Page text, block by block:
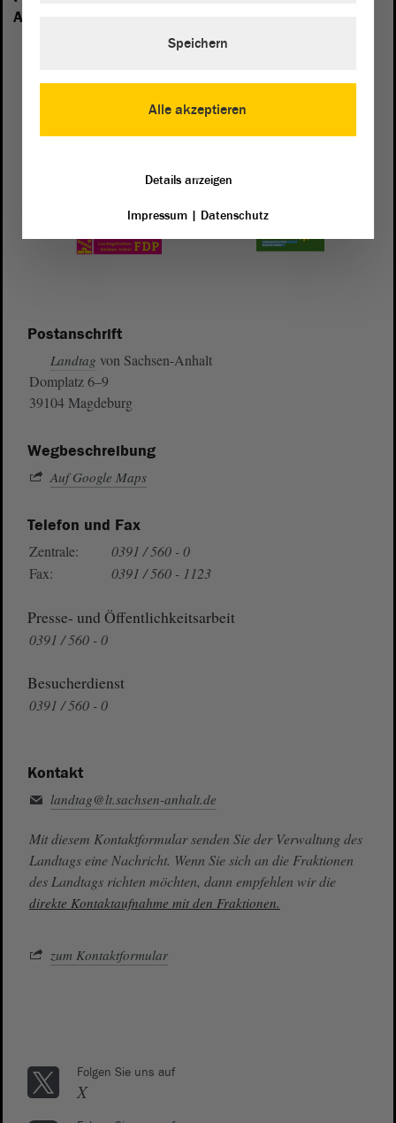
Anhalt vertreten:
Postanschrift
Landtag von Sachsen-Anhalt
Domplatz 6–9
39104 Magdeburg
Wegbeschreibung
Auf Google Maps
Telefon und Fax
Zentrale:
0391 / 560 - 0
Fax:
0391 / 560 - 1123
Presse- und Öffentlichkeitsarbeit
0391 / 560 - 0
Besucherdienst
0391 / 560 - 0
Kontakt
landtag@lt.sachsen-anhalt.de
Mit diesem Kontaktformular senden Sie der Verwaltung des
Landtags eine Nachricht. Wenn Sie sich an die Fraktionen
des Landtags richten möchten, dann empfehlen wir die
direkte Kontaktaufnahme mit den Fraktionen.
zum Kontaktformular
Folgen Sie uns auf
X
Alle akzeptieren
Speichern
Details anzeigen
Impressum| Datenschutz